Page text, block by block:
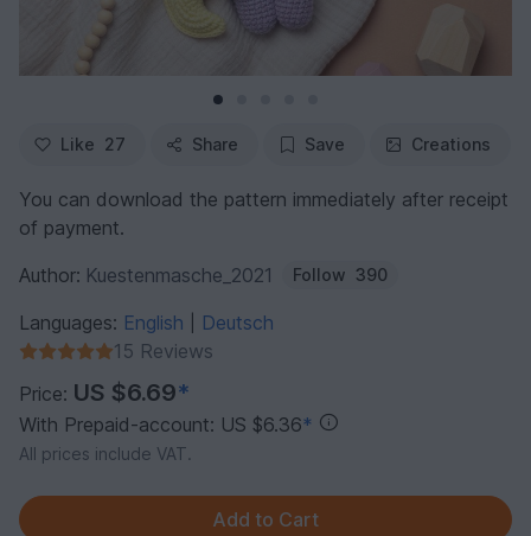
Like 27 Share Save Creations
You can download the pattern immediately after receipt
of payment.
Author: Kuestenmasche_2021 Follow 390
Languages: English
Deutsch
15 Reviews
Price: US $6.69*
With Prepaid-account: US $6.36*
All prices include VAT.